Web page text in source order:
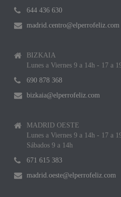
644 436 630
madrid.centro@elperrofeliz.com
BIZKAIA
Lunes a Viernes 9 a 14h - 17 a
690 878 368
bizkaia@elperrofeliz.com
MADRID OESTE
Lunes a Viernes 9 a 14h - 17 a
Sábados 9 a 14h
671 615 383
madrid.oeste@elperrofeliz.com